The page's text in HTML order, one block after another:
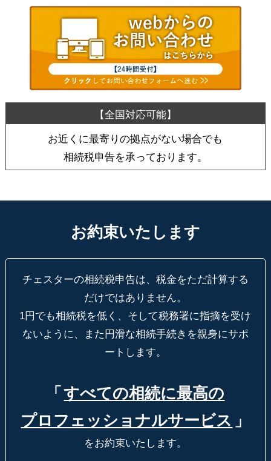
お近くに最寄りの拠点がない場合でも
相続税申告を承っております。
お約束いたします
チェスターの相続税申告は、税金をただ計算する
だけではありません。
1円でも相続税を低く、そして税務署に指摘を受け
ないように、
また円滑な相続手続きを親身にサポ
ートします。
「 すべての相続に最高の
プロフェッショナルサービス 」
をお約束いたします。